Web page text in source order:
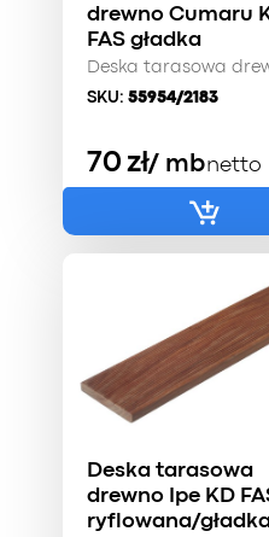
drewno Cumaru
FAS gładka
Deska tarasowa
SKU: 55954/2183
70 zł/ mbnetto
Deska tarasowa
drewno Ipe KD
ryflowana/